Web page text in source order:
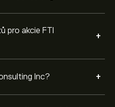
pro akcie FTI
+
Inc? +